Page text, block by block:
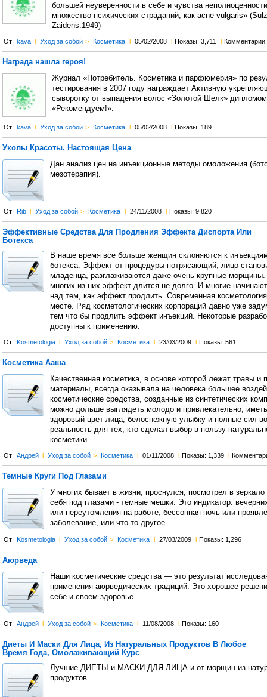
большей неуверенности в себе и чувства
множество психических страданий, как acne vulgaris»
Zaidens.1949)
От: kava l Уход за собой > Косметика l 05/02/2008 l Показы: 3,711 l
Награда нашла героя!
Журнал «Потребитель. Косметика и парфюмерия» по
тестирования в 2007 году награждает Активную
сыворотку от выпадения волос «Золотой Шелк» дипломом
«Рекомендуем!».
От: kava l Уход за собой > Косметика l 05/02/2008 l Показы: 189
Уколы Красоты. Настоящая Цена
Дан анализ цен на инъекционные методы омоложения
мезотерапия).
От: Rib l Уход за собой > Косметика l 24/11/2008 l Показы: 9,820
Эффективные Средства Для Продления Эффекта Диспорта Или
Ботекса
В наше время все больше женщин склоняются к
ботекса. Эффект от процедуры потрясающий, лицо
младенца, разглаживаются даже очень крупные
многих из них эффект длится не долго. И многие
над тем, как эффект продлить. Современная
месте. Ряд косметологических корпораций давно уже
тем что бы продлить эффект инъекций. Некоторые
доступны к применению.
От: Kosmetologia l Уход за собой > Косметика l 23/03/2009 l Показы: 561
Косметика Ааша
Качественная косметика, в основе которой лежат травы и
материалы, всегда оказывала на человека большее
косметические средства, созданные из синтетических
можно дольше выглядеть молодо и привлекательно,
здоровый цвет лица, белоснежную улыбку и полные сил
реальность для тех, кто сделал выбор в пользу
косметики
От: Андрей l Уход за собой > Косметика l 01/11/2008 l Показы: 1,339 l
Темные Круги Под Глазами
У многих бывает в жизни, проснулся, посмотрел в
себя под глазами - темные мешки. Это индикатор:
или переутомления на работе, бессонная ночь или
заболевание, или что то другое..
От: Kosmetologia l Уход за собой > Косметика l 27/03/2009 l Показы: 1,296
Аюрведа
Наши косметические средства — это результат
применения аюрведических традиций. Это хорошее
себе и своем здоровье.
От: Андрей l Уход за собой > Косметика l 11/08/2008 l Показы: 160
Диеты И Маски Для Лица, Из Натуральных Продуктов В Любое
Время Года, Омолаживающий Курс
Лучшие ДИЕТЫ и МАСКИ ДЛЯ ЛИЦА и от морщин из
продуктов